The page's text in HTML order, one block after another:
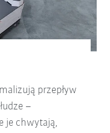
przepływ
–
je chwytają,